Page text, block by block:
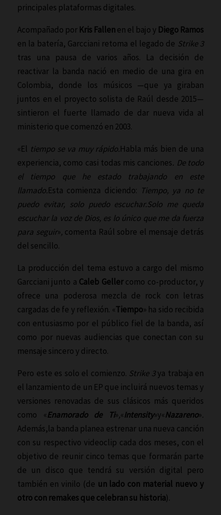
principales plataformas digitales.
Acompañado por Kris Fallenen el bajo y Diego Ramos
en la batería, Garcciani retoma el legado de Strike 3
tras una pausa de varios años. La decisión de
reactivar la banda nació en medio de una gira en
Colombia, donde los músicos —que ya giraban
juntos en el proyecto solista de Raúl desde 2015—
sintieron el fuerte llamado de dar nueva vida al
ministerio que comenzó en 2003.
«El tiempo se va muy rápido.Habla más bien de una
experiencia, como casi todas mis canciones. De todo
el tiempo que he estado trabajando en este
llamado.Esta comienza diciendo: Tiempo, ya no te
puedo evitar, solo puedo escuchar.Solo me queda
escuchar la voz de Dios, es lo único que me da fuerza
para seguir», comenta Raúl sobre el mensaje detrás
del sencillo.
La producción del tema estuvo a cargo del mismo
Garcciani junto a Caleb Gellercomo co-productor, y
ofrece una poderosa mezcla de rock con letras
cargadas de fe y reflexión. «Tiempo» ha sido recibida
con entusiasmo por el público fiel de la banda, así
como por nuevas audiencias que conectan con su
mensaje sincero y directo.
Pero este es solo el comienzo. Strike 3ya trabaja en
el lanzamiento de un EP que incluirá nuevos temas y
versiones renovadas de sus clásicos más queridos
como «Enamorado de Ti»,«Intensity»y«Nazareno».
Además,la banda planea estrenar una nueva canción
con su respectivo videoclip cada dos meses, con el
objetivo de reunir cinco temas que formarán parte
de un disco que tendrá su versión digital pero
también en vinilo (de un lado con material nuevo y
otro con remakes que celebran su historia).